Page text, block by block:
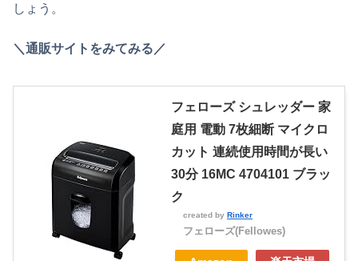
しょう。
＼通販サイトをみてみる／
フェローズ シュレッダー 家
庭用 電動 7枚細断 マイクロ
カット 連続使用時間が長い
30分 16MC 4704101 ブラッ
ク
created by Rinker
フェローズ(Fellowes)